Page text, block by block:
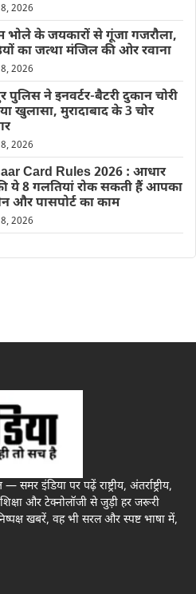
2026
भोले के जयकारों से गूंजा गजरौला,
का जत्था मंजिल की ओर रवाना
2026
पुलिस ने इनवर्टर-बैटरी दुकान चोरी
खुलासा, मुरादाबाद के 3 चोर
2026
Card Rules 2026 : आधार
ये 8 गलतियां रोक सकती हैं आपका
और पासपोर्ट का काम
2026
समर इंडिया पर पढ़ें राष्ट्रीय, अंतर्राष्ट्रीय,
और टेक्नोलॉजी से जुड़ी हर जरूरी
खबरें, वह भी सरल और स्पष्ट भाषा में,